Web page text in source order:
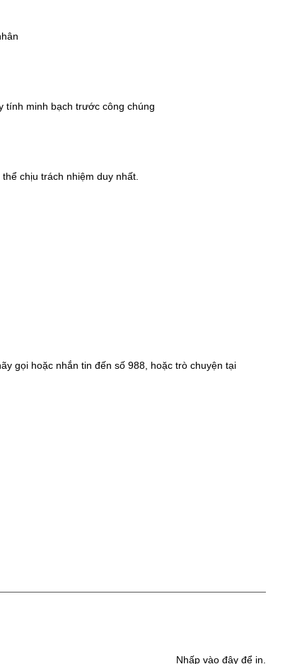
tính minh bạch trước công chúng
chịu trách nhiệm duy nhất.
gọi hoặc nhắn tin đến số 988, hoặc trò chuyện tại
Nhấp vào đây để in.